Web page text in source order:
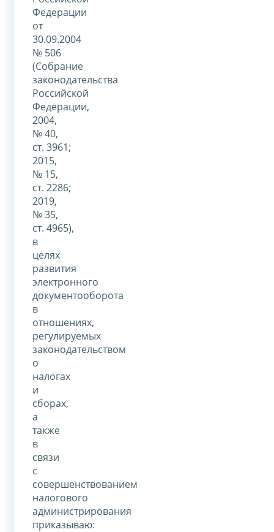
Федерации
от
30.09.2004
№ 506
(Собрание
законодательства
Российской
Федерации,
2004,
№ 40,
ст. 3961;
2015,
№ 15,
ст. 2286;
2019,
№ 35,
ст. 4965),
в
целях
развития
электронного
документооборота
в
отношениях,
регулируемых
законодательством
о
налогах
и
сборах,
а
также
в
связи
с
совершенствованием
налогового
администрирования
приказываю: